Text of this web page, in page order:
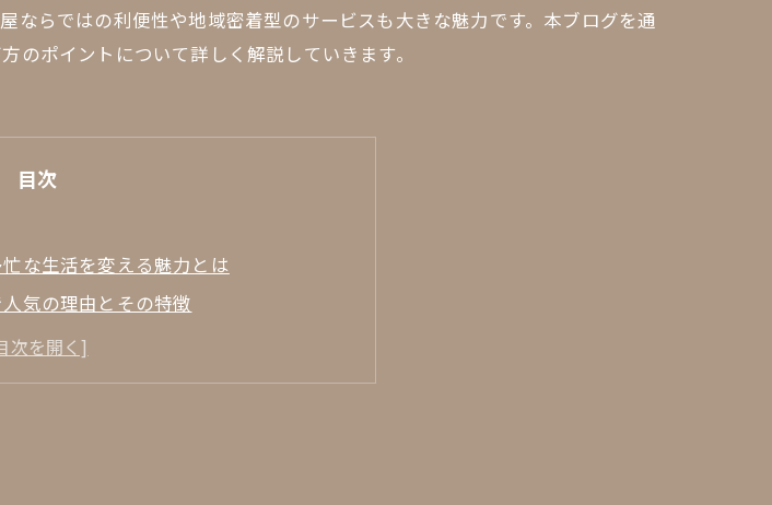
ならではの利便性や地域密着型のサービスも大きな魅力です。本ブログを通
のポイントについて詳しく解説していきます。
目次
な生活を変える魅力とは
気の理由とその特徴
性：名古屋のジムが提供する選択肢
古屋のジムが愛される理由
ド：最近の人気と新たなスタイル